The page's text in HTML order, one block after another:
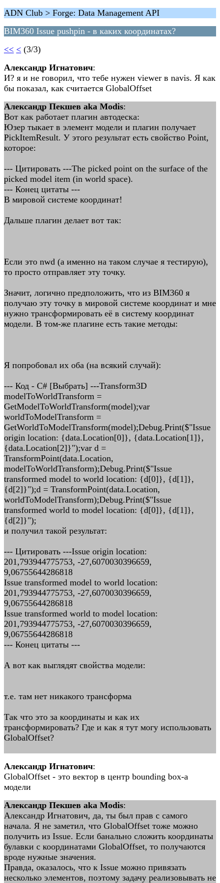
ADN Club > Forge: Data Management API
BIM360 Issue pushpin - в каких координатах?
<< < (3/3)
Александр Игнатович:
И? я и не говорил, что тебе нужен viewer в navis. Я как
бы показал, как считается GlobalOffset
Александр Пекшев aka Modis:
Вот как работает плагин автодеска:
Юзер тыкает в элемент модели и плагин получает
PickItemResult. У этого результат есть свойство Point,
которое:
--- Цитировать ---The picked point on the surface of the
picked model item (in world space).
--- Конец цитаты ---
В мировой системе координат!
Дальше плагин делает вот так:
Если это nwd (а именно на таком случае я тестирую),
то просто отправляет эту точку.
Значит, логично предположить, что из BIM360 я
получаю эту точку в мировой системе координат и мне
нужно трансформировать её в систему координат
модели. В том-же плагине есть такие методы:
Я попробовал их оба (на всякий случай):
--- Код - C# [Выбрать] ---Transform3D
modelToWorldTransform =
GetModelToWorldTransform(model);var
worldToModelTransform =
GetWorldToModelTransform(model);Debug.Print($"Issue
origin location: {data.Location[0]}, {data.Location[1]},
{data.Location[2]}");var d =
TransformPoint(data.Location,
modelToWorldTransform);Debug.Print($"Issue
transformed model to world location: {d[0]}, {d[1]},
{d[2]}");d = TransformPoint(data.Location,
worldToModelTransform);Debug.Print($"Issue
transformed world to model location: {d[0]}, {d[1]},
{d[2]}");
и получил такой результат:
--- Цитировать ---Issue origin location:
201,793944775753, -27,6070030396659,
9,06755644286818
Issue transformed model to world location:
201,793944775753, -27,6070030396659,
9,06755644286818
Issue transformed world to model location:
201,793944775753, -27,6070030396659,
9,06755644286818
--- Конец цитаты ---
А вот как выглядят свойства модели:
т.е. там нет никакого трансформа
Так что это за координаты и как их
трансформировать? Где и как я тут могу использовать
GlobalOffset?
Александр Игнатович:
GlobalOffset - это вектор в центр bounding box-а
модели
Александр Пекшев aka Modis:
Александр Игнатович, да, ты был прав с самого
начала. Я не заметил, что GlobalOffset тоже можно
получить из Issue. Если банально сложить координаты
булавки с координатами GlobalOffset, то получаются
вроде нужные значения.
Правда, оказалось, что к Issue можно привязать
несколько элементов, поэтому задачу реализовывать не